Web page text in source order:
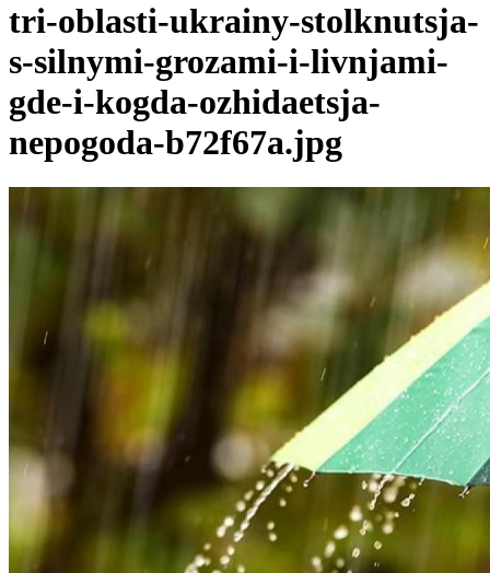
tri-oblasti-ukrainy-stolknutsja-
s-silnymi-grozami-i-livnjami-
gde-i-kogda-ozhidaetsja-
nepogoda-b72f67a.jpg